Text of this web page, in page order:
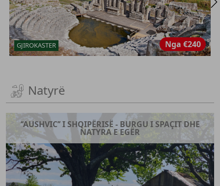
GJIROKASTER Nga €240
Natyrë
‘’AUSHVIC’’ I SHQIPËRISË - BURGU I SPAÇIT DHE
NATYRA E EGËR